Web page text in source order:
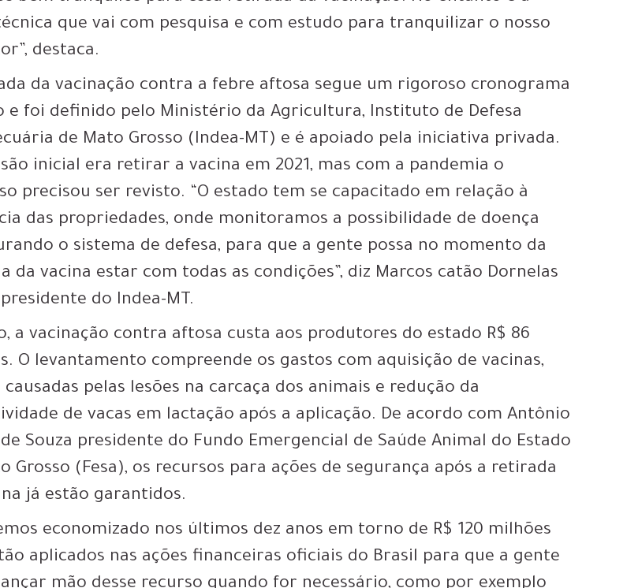
que vai com pesquisa e com estudo para tranquilizar o nosso
destaca.
da vacinação contra a febre aftosa segue um rigoroso cronograma
e foi definido pelo Ministério da Agricultura, Instituto de Defesa
de Mato Grosso (Indea-MT) e é apoiado pela iniciativa privada.
inicial era retirar a vacina em 2021, mas com a pandemia o
precisou ser revisto. “O estado tem se capacitado em relação à
das propriedades, onde monitoramos a possibilidade de doença
o sistema de defesa, para que a gente possa no momento da
da vacina estar com todas as condições”, diz Marcos catão Dornelas
do Indea-MT.
a vacinação contra aftosa custa aos produtores do estado R$ 86
O levantamento compreende os gastos com aquisição de vacinas,
causadas pelas lesões na carcaça dos animais e redução da
de vacas em lactação após a aplicação. De acordo com Antônio
Souza presidente do Fundo Emergencial de Saúde Animal do Estado
Grosso (Fesa), os recursos para ações de segurança após a retirada
já estão garantidos.
economizado nos últimos dez anos em torno de R$ 120 milhões
aplicados nas ações financeiras oficiais do Brasil para que a gente